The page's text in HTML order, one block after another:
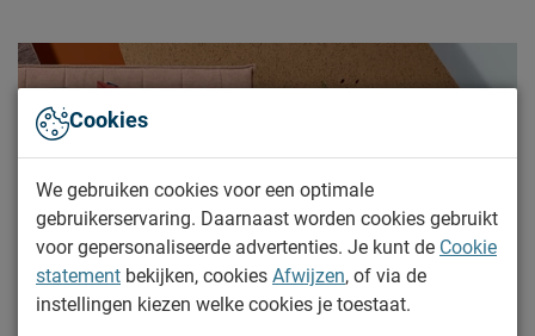
Garantie
2 jaar garantie volgens CBW
voorwaarden
Leveranciersinformatie
Naam Beddenreus B.V.
Locatie
Postbus 716, 5400 AS,
Uden, Nederland
Emailadres
info@beddenreus.nl
Cookies
We gebruiken cookies voor een optimale
gebruikerservaring. Daarnaast worden cookies gebruikt
voor gepersonaliseerde advertenties. Je kunt de Cookie
statement bekijken, cookies Afwijzen, of via de
instellingen kiezen welke cookies je toestaat.